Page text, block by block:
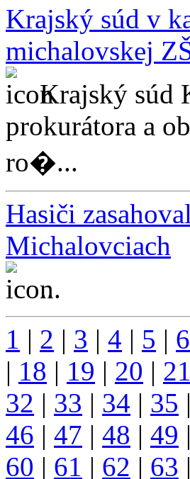
Krajský súd v
michalovskej
Krajský súd
prokurátora a
ro�...
Hasiči
Michalovciach
...
1 | 2 | 3 | 4 | 5 | 6
| 18 | 19 | 20 | 21
32 | 33 | 34 | 35 |
46 | 47 | 48 | 49 |
60 | 61 | 62 | 63 |